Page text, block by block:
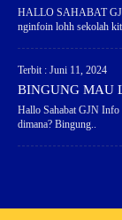
HALLO SAHABAT
nginfoin lohh sekolah
Terbit : Juni 11, 2024
BINGUNG MAU
Hallo Sahabat GJN
dimana? Bingung..